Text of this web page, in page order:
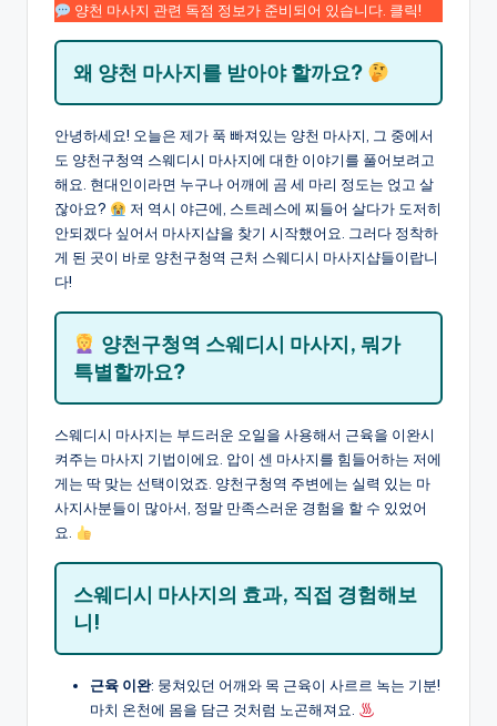
양천 마사지 관련 독점 정보가 준비되어 있습니다. 클릭!
왜 양천 마사지를 받아야 할까요?
안녕하세요! 오늘은 제가 푹 빠져있는 양천 마사지, 그 중에서
도 양천구청역 스웨디시 마사지에 대한 이야기를 풀어보려고
해요. 현대인이라면 누구나 어깨에 곰 세 마리 정도는 얹고 살
잖아요?
저 역시 야근에, 스트레스에 찌들어 살다가 도저히
안되겠다 싶어서 마사지샵을 찾기 시작했어요. 그러다 정착하
게 된 곳이 바로 양천구청역 근처 스웨디시 마사지샵들이랍니
다!
양천구청역 스웨디시 마사지, 뭐가
특별할까요?
스웨디시 마사지는 부드러운 오일을 사용해서 근육을 이완시
켜주는 마사지 기법이에요. 압이 센 마사지를 힘들어하는 저에
게는 딱 맞는 선택이었죠. 양천구청역 주변에는 실력 있는 마
사지사분들이 많아서, 정말 만족스러운 경험을 할 수 있었어
요.
스웨디시 마사지의 효과, 직접 경험해보
니!
근육 이완: 뭉쳐있던 어깨와 목 근육이 사르르 녹는 기분!
마치 온천에 몸을 담근 것처럼 노곤해져요.